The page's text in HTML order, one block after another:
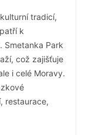
tradicí,
k
Smetanka Park
což zajišťuje
i celé Moravy.
restaurace,